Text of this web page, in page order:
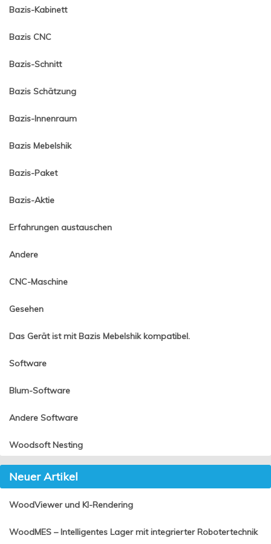
Bazis-Kabinett
Bazis CNC
Bazis-Schnitt
Bazis Schätzung
Bazis-Innenraum
Bazis Mebelshik
Bazis-Paket
Bazis-Aktie
Erfahrungen austauschen
Andere
CNC-Maschine
Gesehen
Das Gerät ist mit Bazis Mebelshik kompatibel.
Software
Blum-Software
Andere Software
Woodsoft Nesting
Neuer Artikel
WoodViewer und KI-Rendering
WoodMES – Intelligentes Lager mit integrierter Robotertechnik